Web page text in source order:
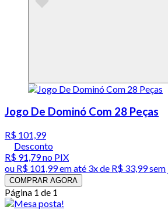
Jogo De Dominó Com 28 Peças
R$ 101,99
Desconto
R$ 91,79no PIX
ou R$ 101,99em até 3x de R$ 33,99 sem
COMPRAR AGORA
Página 1 de 1